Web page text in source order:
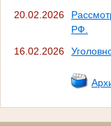
20.02.2026
РФ.
16.02.2026